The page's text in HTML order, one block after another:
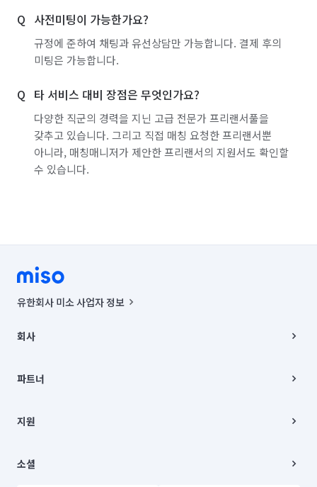
사전미팅이 가능한가요?
규정에 준하여 채팅과 유선상담만 가능합니다. 결제 후의
미팅은 가능합니다.
타 서비스 대비 장점은 무엇인가요?
다양한 직군의 경력을 지닌 고급 전문가 프리랜서풀을
갖추고 있습니다. 그리고 직접 매칭 요청한 프리랜서뿐
아니라, 매칭매니저가 제안한 프리랜서의 지원서도 확인할
수 있습니다.
유한회사 미소 사업자 정보
00019 |
주소 | 본사: 서울특별시 종로구 율곡로 6(중학동, 트윈트리빌딩) B동 5층
컨택센터 : 서울특별시 종로구 수송동 율곡로 24, 7층, 8층 미소
상품, 상품정보, 거래에 관한 의무와 책임은 거래당사자에게 있습니다.
언론 보도 관련 문의:
© 유한회사 미소. Miso, Inc. All Rights Reserved.
회사
채용
파트너
이사
지원
이용약관
소셜